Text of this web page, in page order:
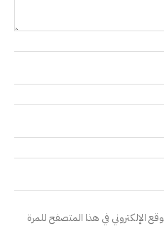
الإلكتروني في هذا المتصفح للمرة